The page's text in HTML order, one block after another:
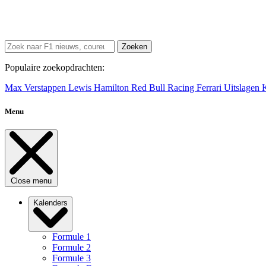
Zoeken
Populaire zoekopdrachten:
Max Verstappen Lewis Hamilton Red Bull Racing Ferrari Uitslagen
Menu
Close menu
Kalenders
Formule 1
Formule 2
Formule 3